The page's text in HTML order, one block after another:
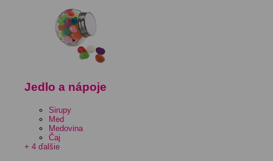
Jedlo a nápoje
Sirupy
Med
Medovina
Čaj
+ 4 ďalšie